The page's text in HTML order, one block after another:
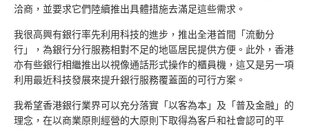
洽商，並要求它們陸續推出具體措施去滿足這些需求。
我很高興有銀行率先利用科技的進步，推出全港首間「流動分
行」，為銀行分行服務相對不足的地區居民提供方便。此外，香港
亦有些銀行相繼推出以視像通話形式操作的櫃員機，這又是另一項
利用最近科技發展來提升銀行服務覆蓋面的可行方案。
我希望香港銀行業界可以充分落實「以客為本」及「普及金融」的
理念，在以商業原則經營的大原則下取得為客戶和社會認可的平